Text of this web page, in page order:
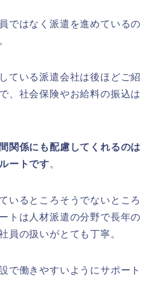
ではなく派遣を進めているの
ている派遣会社は後ほどご紹
、社会保険やお給料の振込は
関係にも配慮してくれるのは
ートです。
いるところそうでないところ
トは人材派遣の分野で長年の
員の扱いがとても丁寧。
で働きやすいようにサポート